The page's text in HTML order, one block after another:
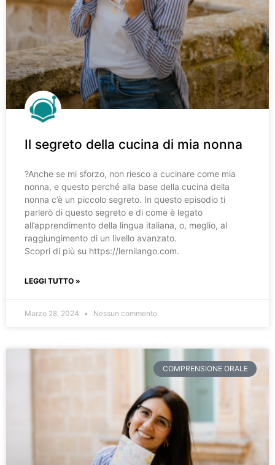
Il segreto della cucina di mia nonna
?️Anche se mi sforzo, non riesco a cucinare come mia
nonna, e questo perché alla base della cucina della
nonna c’è un piccolo segreto. In questo episodio ti
parlerò di questo segreto e di come è legato
all’apprendimento della lingua italiana, o, meglio, al
raggiungimento di un livello avanzato.
Scopri di più su https://lernilango.com.
LEGGI TUTTO »
Marzo 28, 2024 Nessun commento
COMPRENSIONE ORALE